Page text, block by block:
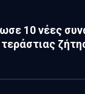
10 νέες